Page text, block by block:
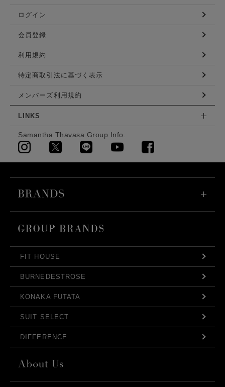
ログイン
会員登録
利用規約
特定商取引法に基づく表示
メンバーズ利用規約
LINKS
Samantha Thavasa Group Info.
FIT HOUSE
BURNEDESTROSE
KONAKA FUTATA
SUIT SELECT
DIFFERENCE